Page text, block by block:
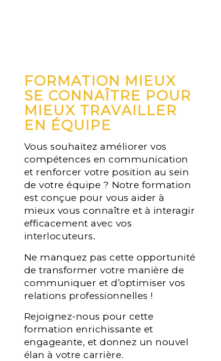
FORMATION MIEUX
SE CONNAÎTRE POUR
MIEUX TRAVAILLER
EN ÉQUIPE
Vous souhaitez améliorer vos
compétences en communication
et renforcer votre position au sein
de votre équipe ? Notre formation
est conçue pour vous aider à
mieux vous connaître et à interagir
efficacement avec vos
interlocuteurs.
Ne manquez pas cette opportunité
de transformer votre manière de
communiquer et d’optimiser vos
relations professionnelles !
Rejoignez-nous pour cette
formation enrichissante et
engageante, et donnez un nouvel
élan à votre carrière.